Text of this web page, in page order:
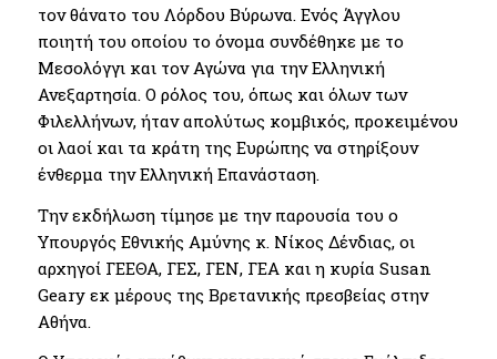
τον θάνατο του Λόρδου Βύρωνα. Ενός Άγγλου
ποιητή του οποίου το όνομα συνδέθηκε με το
Μεσολόγγι και τον Αγώνα για την Ελληνική
Ανεξαρτησία. Ο ρόλος του, όπως και όλων των
Φιλελλήνων, ήταν απολύτως κομβικός, προκειμένου
οι λαοί και τα κράτη της Ευρώπης να στηρίξουν
ένθερμα την Ελληνική Επανάσταση.
Την εκδήλωση τίμησε με την παρουσία του ο
Υπουργός Εθνικής Αμύνης κ. Νίκος Δένδιας, οι
αρχηγοί ΓΕΕΘΑ, ΓΕΣ, ΓΕΝ, ΓΕΑ και η κυρία Susan
Geary εκ μέρους της Βρετανικής πρεσβείας στην
Αθήνα.